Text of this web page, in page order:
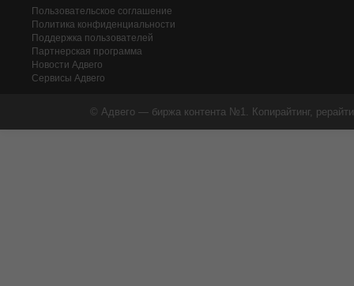
Пользовательское соглашение
Политика конфиденциальности
Поддержка пользователей
Партнерская программа
Новости Адвего
Сервисы Адвего
© Адвего — биржа контента №1. Копирайтинг,